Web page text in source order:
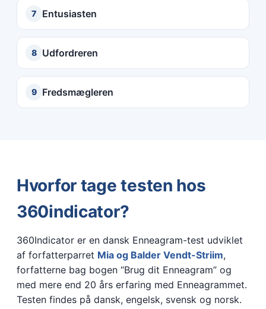
7 Entusiasten
8 Udfordreren
9 Fredsmægleren
Hvorfor tage testen hos
360indicator?
360Indicator er en dansk Enneagram-test udviklet
af forfatterparret Mia og Balder Vendt-Striim,
forfatterne bag bogen “Brug dit Enneagram” og
med mere end 20 års erfaring med Enneagrammet.
Testen findes på dansk, engelsk, svensk og norsk.